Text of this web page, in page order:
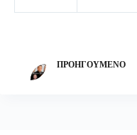
ΠΡΟΗΓΟΎΜΕΝΟ